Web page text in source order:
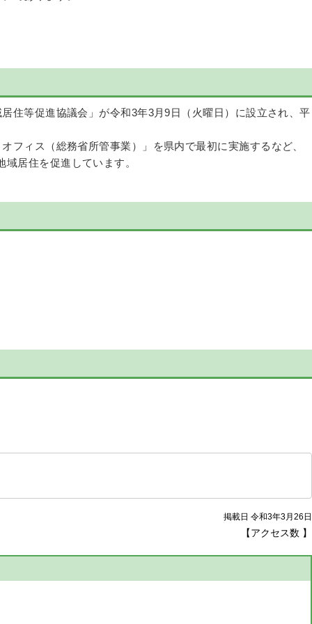
住等促進協議会」が令和3年3月9日（火曜日）に設立され、平
ィス（総務省所管事業）」を県内で最初に実施するなど、
居住を促進しています。
掲載日 令和3年3月26日
【アクセス数 】